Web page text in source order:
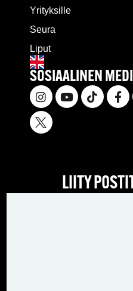
Yrityksille
Seura
Liput
SOSIAALINEN
LIITY